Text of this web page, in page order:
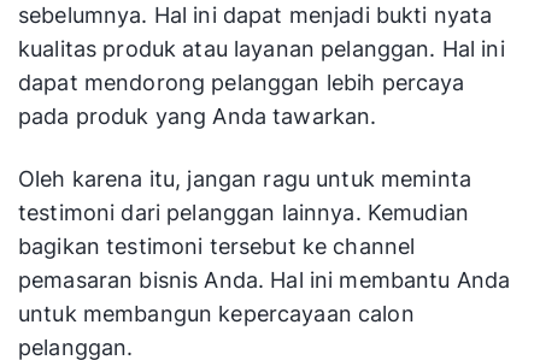
Bangun kepercayaan leads Anda dengan
menunjukan testimoni pelanggan Anda
sebelumnya. Hal ini dapat menjadi bukti nyata